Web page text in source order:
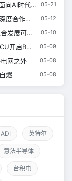
电源产品组合 05-21
作新篇章 05-12
视化范本 05-10
代先享计划 05-09
网之外 05-08
燃 05-08
ADI 英特尔
意法半导体
台积电